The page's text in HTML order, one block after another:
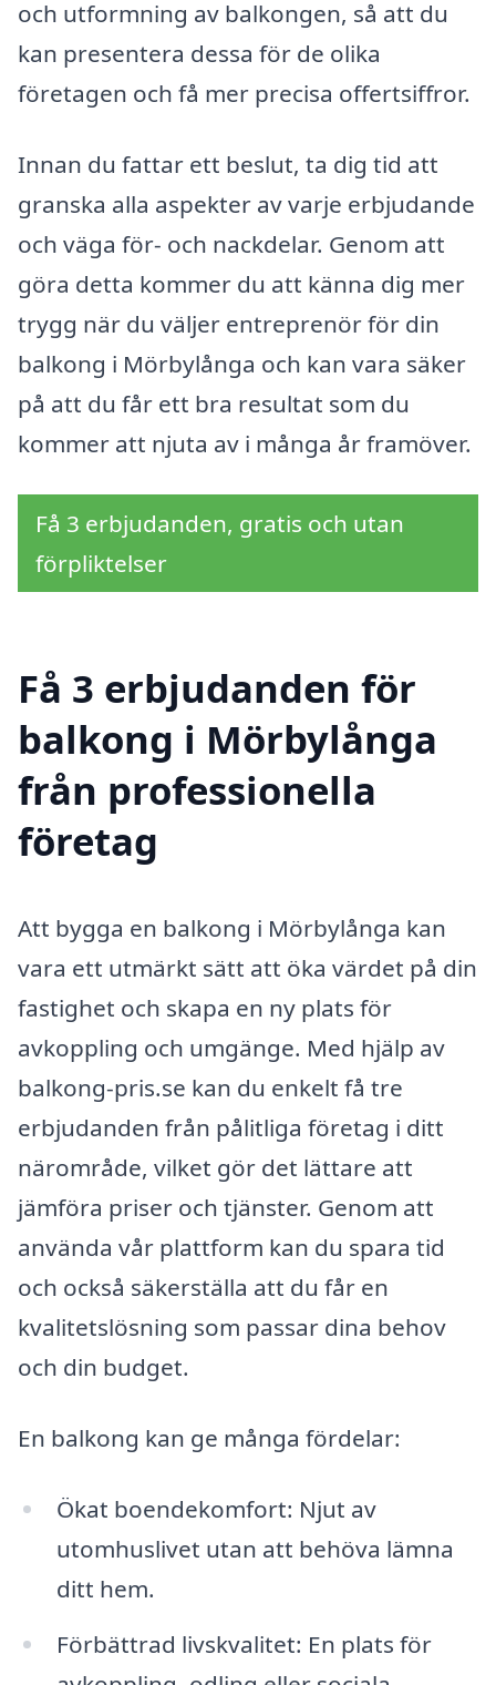
och utformning av balkongen, så att du
kan presentera dessa för de olika
företagen och få mer precisa offertsiffror.
Innan du fattar ett beslut, ta dig tid att
granska alla aspekter av varje erbjudande
och väga för- och nackdelar. Genom att
göra detta kommer du att känna dig mer
trygg när du väljer entreprenör för din
balkong i Mörbylånga och kan vara säker
på att du får ett bra resultat som du
kommer att njuta av i många år framöver.
Få 3 erbjudanden, gratis och utan
förpliktelser
Få 3 erbjudanden för
balkong i Mörbylånga
från professionella
företag
Att bygga en balkong i Mörbylånga kan
vara ett utmärkt sätt att öka värdet på din
fastighet och skapa en ny plats för
avkoppling och umgänge. Med hjälp av
balkong-pris.se kan du enkelt få tre
erbjudanden från pålitliga företag i ditt
närområde, vilket gör det lättare att
jämföra priser och tjänster. Genom att
använda vår plattform kan du spara tid
och också säkerställa att du får en
kvalitetslösning som passar dina behov
och din budget.
En balkong kan ge många fördelar:
Ökat boendekomfort: Njut av
utomhuslivet utan att behöva lämna
ditt hem.
Förbättrad livskvalitet: En plats för